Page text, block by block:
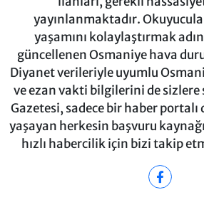
yayınlanmaktadır.
yaşamını kolaylaştırmak
güncellenen Osmaniye hava
Diyanet verileriyle uyumlu
ve ezan vakti bilgilerini de
Gazetesi, sadece bir haber
yaşayan herkesin başvuru
hızlı habercilik için bizi takip